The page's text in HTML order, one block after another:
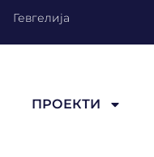
Гевгелија
ПРОЕКТИ